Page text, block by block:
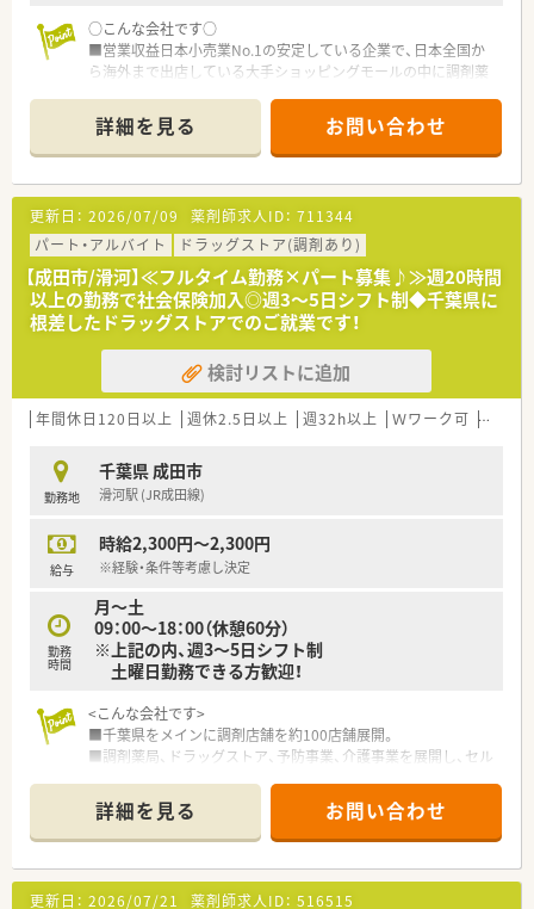
○こんな会社です○
■営業収益日本小売業No.1の安定している企業で、日本全国か
ら海外まで出店している大手ショッピングモールの中に調剤薬
■面分業がメインのため、多くの医療機関から処方箋を応需して
いるので、薬の品目数も多く、幅広い知識・スキルを磨くことが
できます。
■OTC併設店だからこそ『健康をトータルでサポート』できま
す。
※赤ちゃんからお年寄りまで健康相談を通じてセルフメディケ
ーション推進に貢献でき、カウンセリング力を身につけられる環
境です。
※在宅医療への取り組みも積極的行っております。
■漢方の取り扱いを促進しており、普通の調剤薬局では扱ってい
ない種類の漢方も勉強できます。
■薬剤師としての専門制はもちろん、多様なキャリアを支援する
システムが整っています。
【例】管理薬剤師・店長・教育担当・エリア責任者・新規事業の立ち
上げ・バイヤー/商品開発等
詳細を見る お問い合わせ
更新日： 2026/07/09 薬剤師求人ID： 711344
パート・アルバイト
ドラッグストア(調剤あり)
【成田市/滑河】≪フルタイム勤務×パート募集♪≫週20時間
以上の勤務で社会保険加入◎週3～5日シフト制◆千葉県に
根差したドラッグストアでのご就業です！
検討リストに追加
年間休日120日以上 週休2.5日以上 週32h以上 Ｗワーク可 残業
勤務地
千葉県 成田市
滑河駅 (JR成田線)
給与
時給2,300円～2,300円
※経験・条件等考慮し決定
勤務
時間
月～土
09：00～18：00（休憩60分）
※上記の内、週3～5日シフト制
土曜日勤務できる方歓迎！
<こんな会社です>
■千葉県をメインに調剤店舗を約100店舗展開。
■調剤薬局、ドラッグストア、予防事業、介護事業を展開し、セル
ています。
■セルフメディケーションと在宅医療を推進し、看護師や管理栄
養士、ケアマネージャー、登録販売者など幅広い職種の従業員が
在籍しており職種を超えた連携で地域の健康をサポートしてい
ます。
詳細を見る お問い合わせ
更新日： 2026/07/21 薬剤師求人ID： 516515